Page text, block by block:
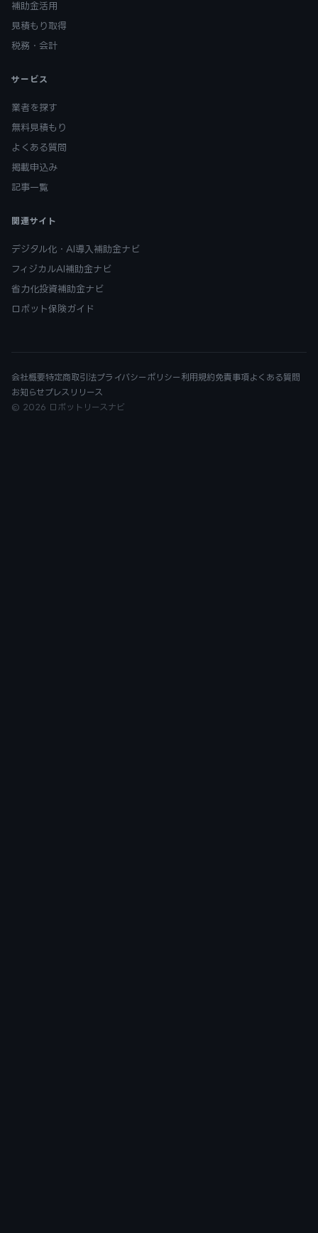
補助金活用
見積もり取得
税務・会計
サービス
業者を探す
無料見積もり
よくある質問
掲載申込み
記事一覧
関連サイト
デジタル化・AI導入補助金ナビ
フィジカルAI補助金ナビ
省力化投資補助金ナビ
ロボット保険ガイド
会社概要特定商取引法プライバシーポリシー 利用規約免責事項よくある質問
お知らせプレスリリース
© 2026 ロボットリースナビ